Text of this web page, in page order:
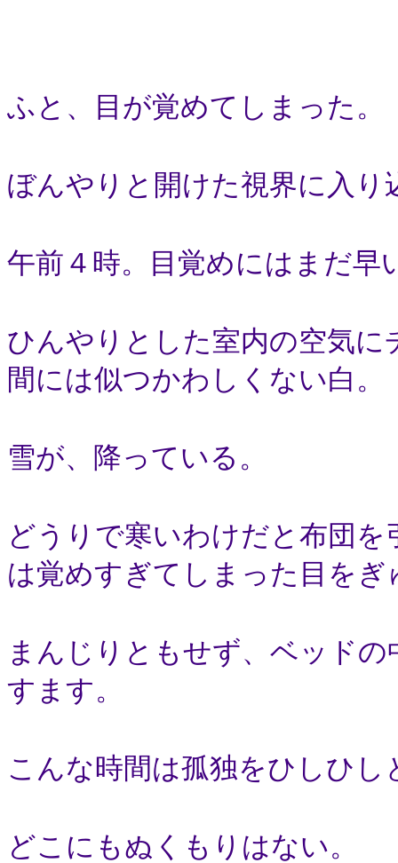
ふと、目が覚めてしまった。
ぼんやりと開けた視界に入り
午前４時。目覚めにはまだ早
ひんやりとした室内の空気
間には似つかわしくない白。
雪が、降っている。
どうりで寒いわけだと布団
は覚めすぎてしまった目をぎ
まんじりともせず、ベッド
すます。
こんな時間は孤独をひしひし
どこにもぬくもりはない。